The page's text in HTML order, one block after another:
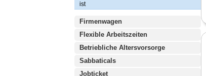
ist
Firmenwagen
Flexible Arbeitszeiten
Betriebliche Altersvorsorge
Sabbaticals
Jobticket